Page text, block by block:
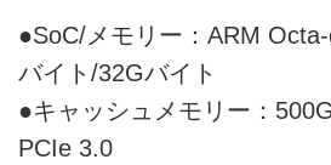
●SoC/メモリー：ARM
バイト/32Gバイト
●キャッシュメモリー：
PCIe 3.0